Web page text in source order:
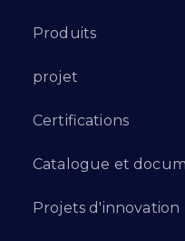
Produits
projet
Certifications
Catalogue et
Projets d'innovation